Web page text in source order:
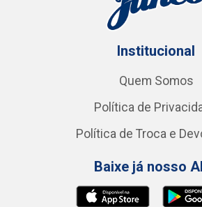
Institucional
Quem Somos
Política de
Política de Troca e
Baixe já nosso